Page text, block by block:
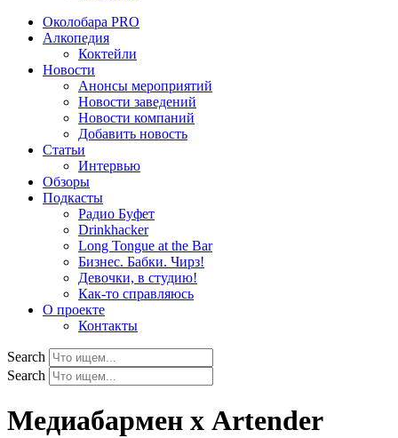
Околобара PRO
Алкопедия
Коктейли
Новости
Анонсы мероприятий
Новости заведений
Новости компаний
Добавить новость
Статьи
Интервью
Обзоры
Подкасты
Радио Буфет
Drinkhacker
Long Tongue at the Bar
Бизнес. Бабки. Чирз!
Девочки, в студию!
Как-то справляюсь
О проекте
Контакты
Search
Search
Медиабармен х Artender